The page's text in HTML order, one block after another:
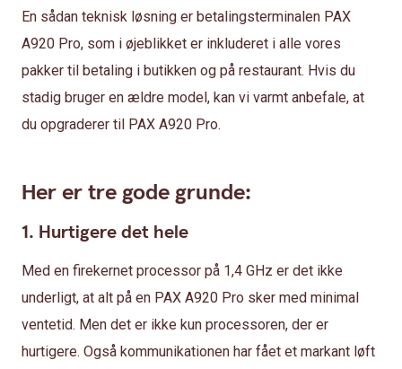
En sådan teknisk løsning er betalingsterminalen PAX
A920 Pro, som i øjeblikket er inkluderet i alle vores
pakker til betaling i butikken og på restaurant. Hvis du
stadig bruger en ældre model, kan vi varmt anbefale, at
du opgraderer til PAX A920 Pro.
Her er tre gode grunde:
1. Hurtigere det hele
Med en firekernet processor på 1,4 GHz er det ikke
underligt, at alt på en PAX A920 Pro sker med minimal
ventetid. Men det er ikke kun processoren, der er
hurtigere. Også kommunikationen har fået et markant løft